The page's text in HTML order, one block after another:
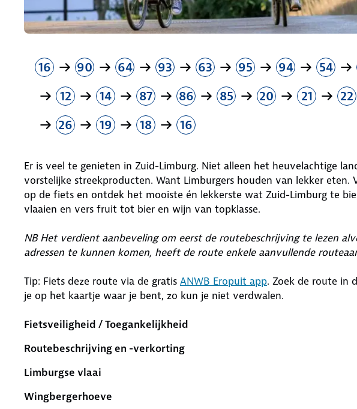
16 90 64 93 63 95 94 54
12
14 87 86 85 20 21 22
26
19 18 16
Er is veel te genieten in Zuid-Limburg. Niet alleen het heuvelachtige
vorstelijke streekproducten. Want Limburgers houden van lekker eten.
op de fiets en ontdek het mooiste én lekkerste wat Zuid-Limburg te
vlaaien en vers fruit tot bier en wijn van topklasse.
NB Het verdient aanbeveling om eerst de routebeschrijving te lezen
adressen te kunnen komen, heeft de route enkele aanvullende
Tip: Fiets deze route via de gratis ANWB Eropuit app. Zoek de route in
je op het kaartje waar je bent, zo kun je niet verdwalen.
Fietsveiligheid / Toegankelijkheid
Routebeschrijving en -verkorting
Limburgse vlaai
Wingbergerhoeve